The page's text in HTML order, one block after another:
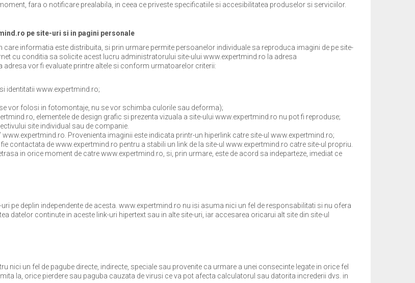
fara o notificare prealabila, in ceea ce priveste specificatiile si accesibilitatea produselor si serviciilor.
pe site-uri si in pagini personale
informatia este distribuita, si prin urmare permite persoanelor individuale sa reproduca imagini de pe site-
cu conditia sa solicite acest lucru administratorului site-ului www.expertmind.ro la adresa
vor fi evaluate printre altele si conform urmatoarelor criterii:
identitatii www.expertmind.ro;
vor folosi in fotomontaje, nu se vor schimba culorile sau deforma);
elementele de design grafic si prezenta vizuala a site-ului www.expertmind.ro nu pot fi reproduse;
site individual sau de companie.
Provenienta imaginii este indicata printr-un hiperlink catre site-ul www.expertmind.ro;
contactata de www.expertmind.ro pentru a stabili un link de la site-ul www.expertmind.ro catre site-ul propriu.
in orice moment de catre www.expertmind.ro, si, prin urmare, este de acord sa indeparteze, imediat ce
pe deplin independente de acesta. www.expertmind.ro nu isi asuma nici un fel de responsabilitati si nu ofera
datelor continute in aceste link-uri hipertext sau in alte site-uri, iar accesarea oricarui alt site din site-ul
nici un fel de pagube directe, indirecte, speciale sau provenite ca urmare a unei consecinte legate in orice fel
la, orice pierdere sau paguba cauzata de virusi ce va pot afecta calculatorul sau datorita increderii dvs. in